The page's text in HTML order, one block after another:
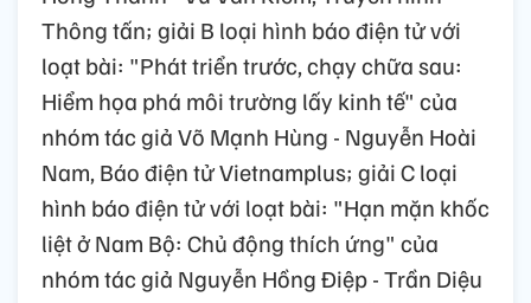
Thông tấn; giải B loại hình báo điện tử với
loạt bài: "Phát triển trước, chạy chữa sau:
Hiểm họa phá môi trường lấy kinh tế" của
nhóm tác giả Võ Mạnh Hùng - Nguyễn Hoài
Nam, Báo điện tử Vietnamplus; giải C loại
hình báo điện tử với loạt bài: "Hạn mặn khốc
liệt ở Nam Bộ: Chủ động thích ứng" của
nhóm tác giả Nguyễn Hồng Điệp - Trần Diệu